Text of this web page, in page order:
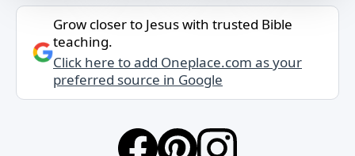
Grow closer to Jesus with trusted Bible
teaching.
Click here to add Oneplace.com as your
preferred source in Google